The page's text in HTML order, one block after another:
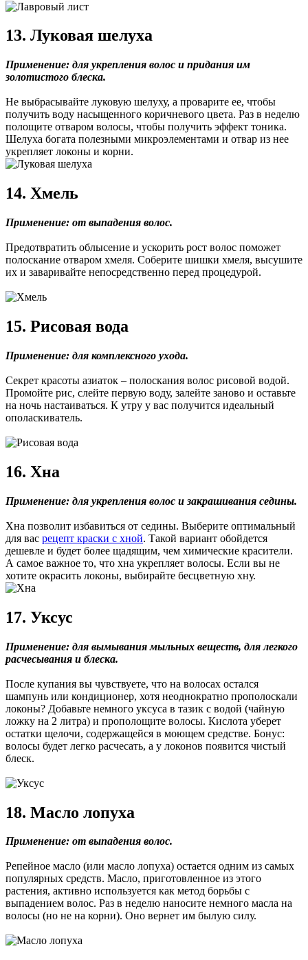
13. Луковая шелуха
Применение: для укрепления волос и придания им
золотистого блеска.
Не выбрасывайте луковую шелуху, а проварите ее, чтобы
получить воду насыщенного коричневого цвета. Раз в неделю
полощите отваром волосы, чтобы получить эффект тоника.
Шелуха богата полезными микроэлементами и отвар из нее
укрепляет локоны и корни.
14. Хмель
Применение: от выпадения волос.
Предотвратить облысение и ускорить рост волос поможет
полоскание отваром хмеля. Соберите шишки хмеля, высушите
их и заваривайте непосредственно перед процедурой.
15. Рисовая вода
Применение: для комплексного ухода.
Секрет красоты азиаток – полоскания волос рисовой водой.
Промойте рис, слейте первую воду, залейте заново и оставьте
на ночь настаиваться. К утру у вас получится идеальный
ополаскиватель.
16. Хна
Применение: для укрепления волос и закрашивания седины.
Хна позволит избавиться от седины. Выберите оптимальный
для вас рецепт краски с хной. Такой вариант обойдется
дешевле и будет более щадящим, чем химические красители.
А самое важное то, что хна укрепляет волосы. Если вы не
хотите окрасить локоны, выбирайте бесцветную хну.
17. Уксус
Применение: для вымывания мыльных веществ, для легкого
расчесывания и блеска.
После купания вы чувствуете, что на волосах остался
шампунь или кондиционер, хотя неоднократно прополоскали
локоны? Добавьте немного уксуса в тазик с водой (чайную
ложку на 2 литра) и прополощите волосы. Кислота уберет
остатки щелочи, содержащейся в моющем средстве. Бонус:
волосы будет легко расчесать, а у локонов появится чистый
блеск.
18. Масло лопуха
Применение: от выпадения волос.
Репейное масло (или масло лопуха) остается одним из самых
популярных средств. Масло, приготовленное из этого
растения, активно используется как метод борьбы с
выпадением волос. Раз в неделю наносите немного масла на
волосы (но не на корни). Оно вернет им былую силу.